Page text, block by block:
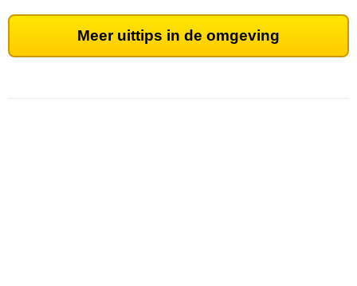
Meer uittips in de omgeving